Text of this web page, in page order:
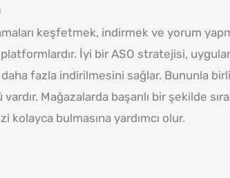
keşfetmek, indirmek ve yorum
İyi bir ASO stratejisi,
fazla indirilmesini sağlar. Bununla
Mağazalarda başarılı bir şekilde
bulmasına yardımcı olur.